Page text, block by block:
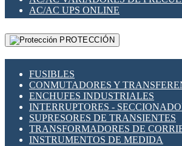
MESHTASTIC
AC/AC UPS ONLINE
PROTECCIÓN
FUSIBLES
CONMUTADORES Y
ENCHUFES INDUSTRIALES
INTERRUPTORES -
SUPRESORES DE TRANSIENTES
TRANSFORMADORES DE
INSTRUMENTOS DE MEDIDA